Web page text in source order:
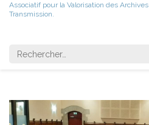
Associatif pour la Valorisation des
Transmission.